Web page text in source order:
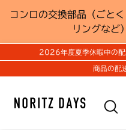
コンロの交換部品（ごと
リングなど
2026年度夏季休暇中の配
商品の配